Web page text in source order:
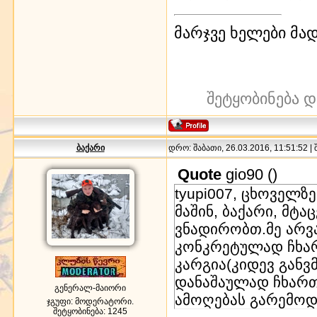
მარჯვე ხელები
შეტყობინება
ბაქარი დრო: შაბათი, 26.03.2016, 11:51:52 |
გენერალ-მაიორი
ჯგუფი: მოდერატორი.
შეტყობინება: 1245
Quote gio90 ()
tyupi007,
მაშინ, ბაქარი,
ვნადირობთ.მე
კონკრეტულად
კარგია(კიდევ
დანაშაულად
ამოღებას